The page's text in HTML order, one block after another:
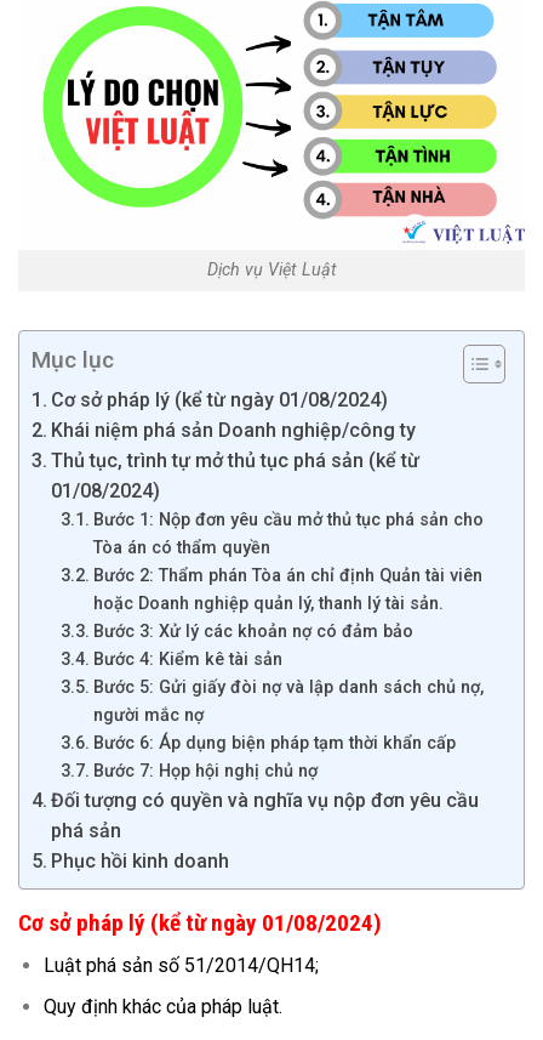
Dịch vụ Việt Luật
Mục lục
Cơ sở pháp lý (kể từ ngày 01/08/2024)
Khái niệm phá sản Doanh nghiệp/công ty
Thủ tục, trình tự mở thủ tục phá sản (kể từ
01/08/2024)
Bước 1: Nộp đơn yêu cầu mở thủ tục phá sản cho
Tòa án có thẩm quyền
Bước 2: Thẩm phán Tòa án chỉ định Quản tài viên
hoặc Doanh nghiệp quản lý, thanh lý tài sản.
Bước 3: Xử lý các khoản nợ có đảm bảo
Bước 4: Kiểm kê tài sản
Bước 5: Gửi giấy đòi nợ và lập danh sách chủ nợ,
người mắc nợ
Bước 6: Áp dụng biện pháp tạm thời khẩn cấp
Bước 7: Họp hội nghị chủ nợ
Đối tượng có quyền và nghĩa vụ nộp đơn yêu cầu
phá sản
Phục hồi kinh doanh
Cơ sở pháp lý (kể từ ngày 01/08/2024)
Luật phá sản số 51/2014/QH14;
Quy định khác của pháp luật.